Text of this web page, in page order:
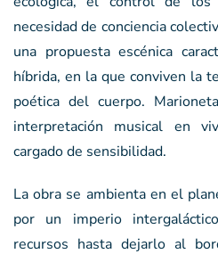
necesidad de conciencia
una propuesta escénica
híbrida, en la que conviven la
poética del cuerpo.
interpretación musical en
cargado de sensibilidad.
La obra se ambienta en el
por un imperio
recursos hasta dejarlo al